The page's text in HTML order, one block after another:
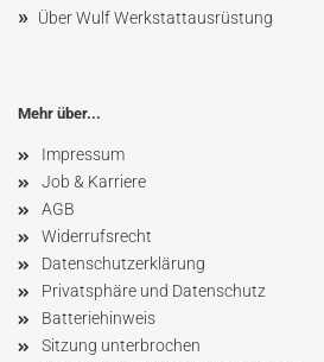
» Über Wulf Werkstattausrüstung
Mehr über...
Impressum
Job & Karriere
AGB
Widerrufsrecht
Datenschutzerklärung
Privatsphäre und Datenschutz
Batteriehinweis
Sitzung unterbrochen